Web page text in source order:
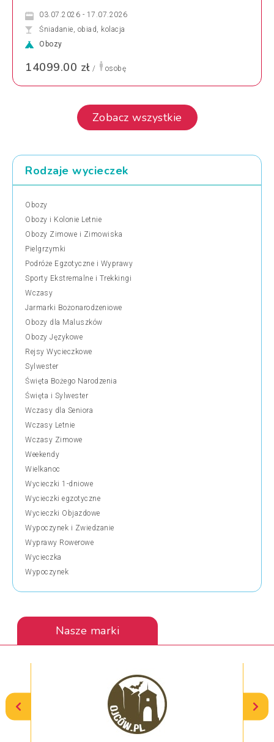
03.07.2026 - 17.07.2026
Śniadanie, obiad, kolacja
Obozy
14099.00 zł / osobę
Zobacz wszystkie
Rodzaje wycieczek
Obozy
Obozy i Kolonie Letnie
Obozy Zimowe i Zimowiska
Pielgrzymki
Podróże Egzotyczne i Wyprawy
Sporty Ekstremalne i Trekkingi
Wczasy
Jarmarki Bożonarodzeniowe
Obozy dla Maluszków
Obozy Językowe
Rejsy Wycieczkowe
Sylwester
Święta Bożego Narodzenia
Święta i Sylwester
Wczasy dla Seniora
Wczasy Letnie
Wczasy Zimowe
Weekendy
Wielkanoc
Wycieczki 1-dniowe
Wycieczki egzotyczne
Wycieczki Objazdowe
Wypoczynek i Zwiedzanie
Wyprawy Rowerowe
Wycieczka
Wypoczynek
Nasze marki